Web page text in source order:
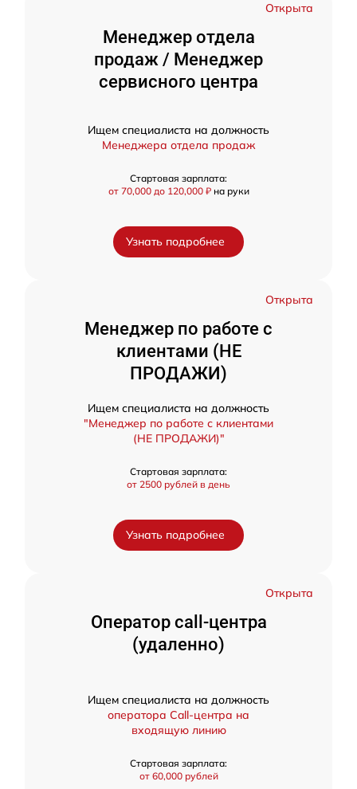
Открыта
Менеджер отдела
продаж / Менеджер
сервисного центра
Ищем специалиста на должность
Менеджера отдела продаж
Стартовая зарплата:
от 70,000 до 120,000 ₽ на руки
Узнать подробнее
Открыта
Менеджер по работе с
клиентами (НЕ
ПРОДАЖИ)
Ищем специалиста на должность
"Менеджер по работе с клиентами
(НЕ ПРОДАЖИ)"
Стартовая зарплата:
от 2500 рублей в день
Узнать подробнее
Открыта
Оператор call-центра
(удаленно)
Ищем специалиста на должность
оператора Call-центра на
входящую линию
Стартовая зарплата:
от 60,000 рублей